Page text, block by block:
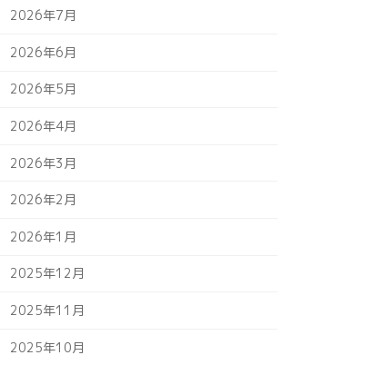
2026年7月
2026年6月
2026年5月
2026年4月
2026年3月
2026年2月
2026年1月
2025年12月
2025年11月
2025年10月